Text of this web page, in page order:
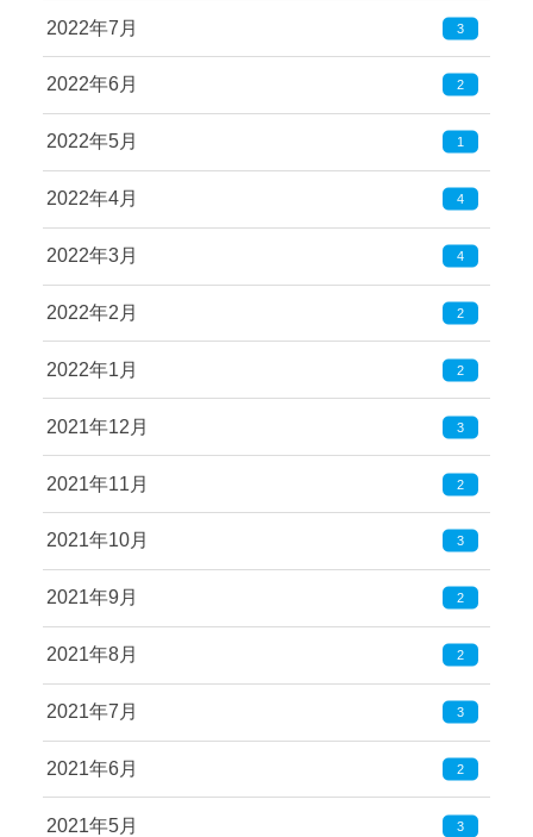
2022年7月 3
2022年6月 2
2022年5月 1
2022年4月 4
2022年3月 4
2022年2月 2
2022年1月 2
2021年12月 3
2021年11月 2
2021年10月 3
2021年9月 2
2021年8月 2
2021年7月 3
2021年6月 2
2021年5月 3